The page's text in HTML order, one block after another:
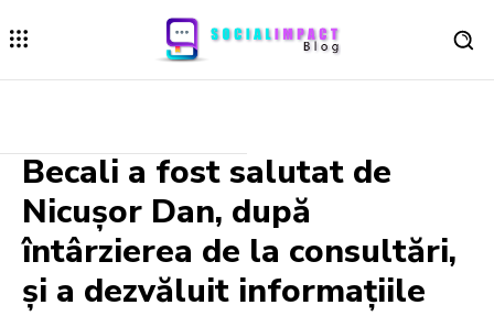
Becali a fost salutat de
Nicușor Dan, după
întârzierea de la consultări,
și a dezvăluit informațiile